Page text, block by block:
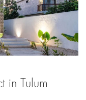
in Tulum